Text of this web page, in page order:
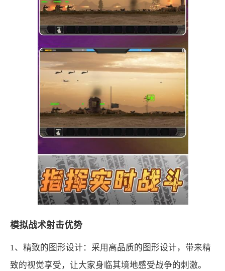
模拟战术射击优势
1、精致的图形设计：采用高品质的图形设计，带来精
致的视觉享受，让大家身临其境地感受战争的刺激。